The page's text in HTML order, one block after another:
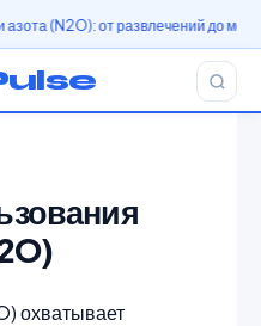
от развлечений до медицины
охватывает